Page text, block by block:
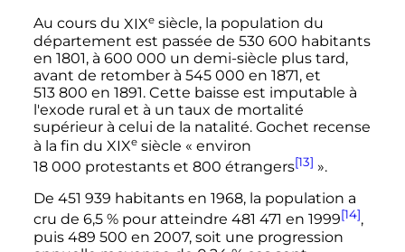
Au cours du XIXe siècle, la population du
département est passée de 530 600 habitants
en 1801, à 600 000 un demi-siècle plus tard,
avant de retomber à 545 000 en 1871, et
513 800 en 1891. Cette baisse est imputable à
l'exode rural et à un taux de mortalité
supérieur à celui de la natalité. Gochet recense
à la fin du XIXe siècle « environ
18 000 protestantset 800 étrangers[13] ».
De 451 939 habitantsen 1968, la population a
cru de 6,5 % pour atteindre 481 471 en 1999[14],
puis 489 500 en 2007, soit une progression